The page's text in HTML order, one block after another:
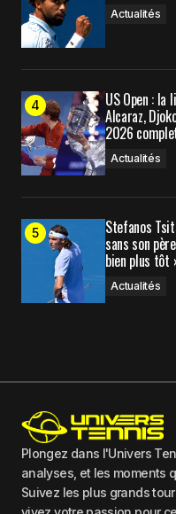
Actualités
US Open :
Alcaraz,
2026
Actualités
Stefanos
sans son
bien plus tôt
Actualités
Plongez dans l'Univers
analyses, et les moments
Suivez les plus grands